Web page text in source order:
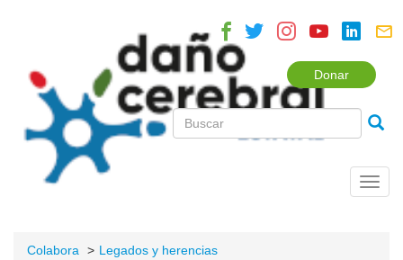
Donar
Colabora
Legados y herencias